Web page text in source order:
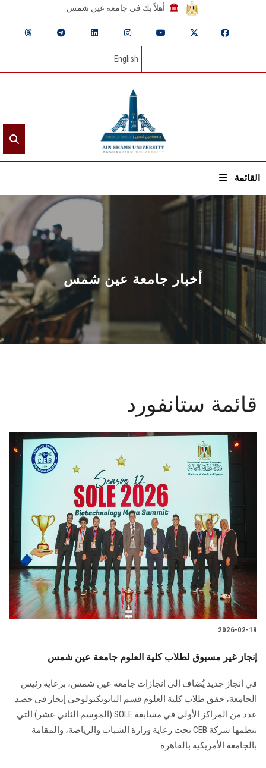
أهلاً بك في جامعة عين شمس
English
القائمة
الرئيسيـة
عن الجامعة
القطاعـات
الشئون الأكاديمية
البحث العلمي
الأنظمة الذكية
الإعلام
تواصل معنا
الطلاب
هيئة التدريس
الدراسات العليا
الزائـرون
سجل الان
أخبار جامعة عين شمس
قائمة ستانفورد
2026-02-19
إنجاز غير مسبوق لطلاب كلية العلوم جامعة عين شمس
في انجاز جديد يُضاف إلى انجازات جامعة عين شمس، برعاية رئيس
الجامعة، حقق طلاب كلية العلوم قسم البايوتكنولوجي إنجاز في حصد
عدد من المراكز الأولى في مسابقة SOLE (الموسم الثاني عشر) التي
تنظمها شركة CEB تحت رعاية وزارة الشباب والرياضة، والمقامة
بالجامعة الأمريكية بالقاهرة.